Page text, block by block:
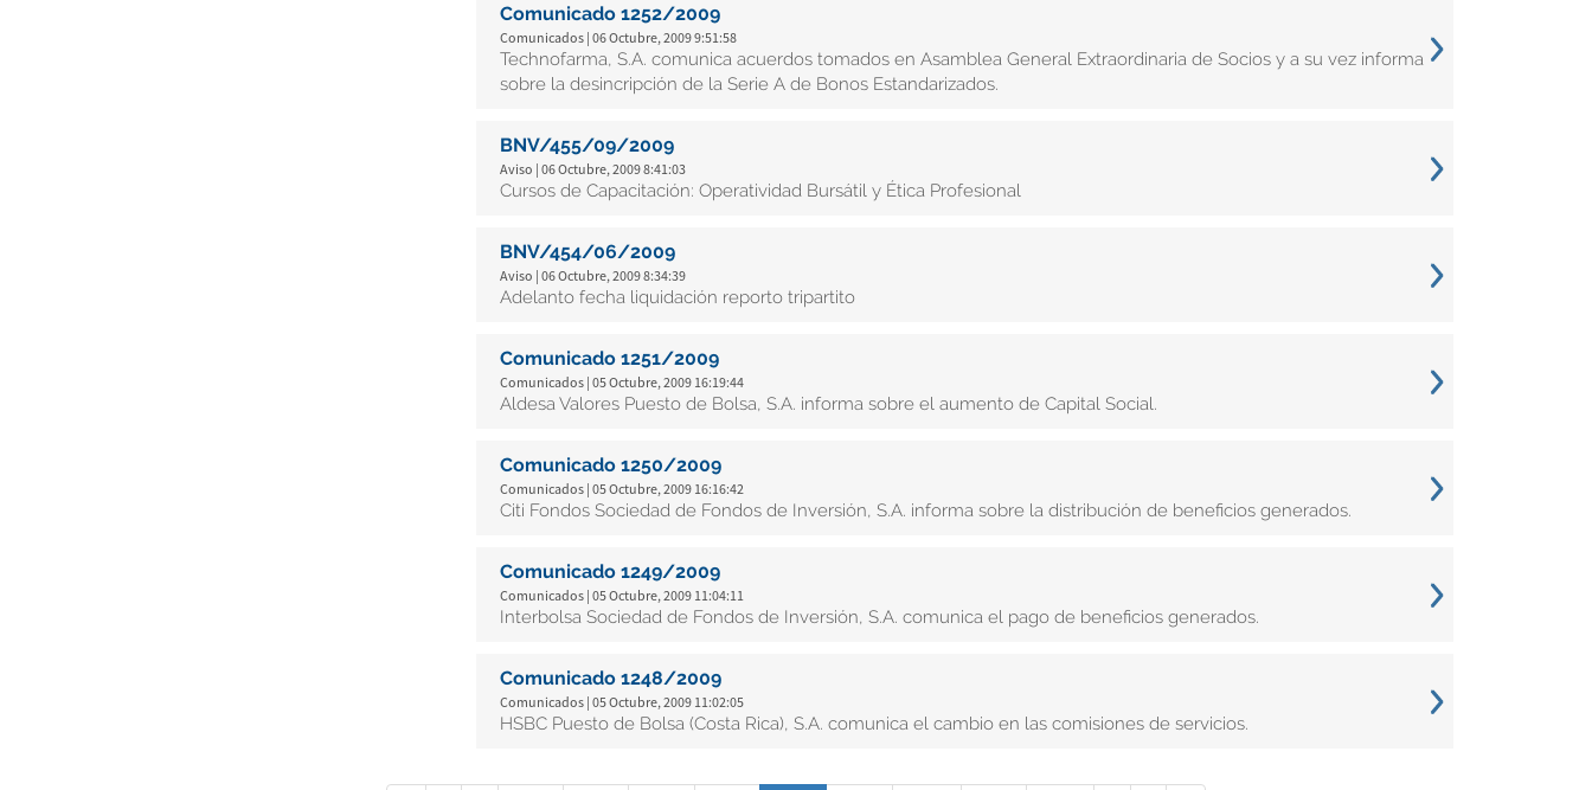
Comunicado 1252/2009
Comunicados | 06 Octubre, 2009 9:51:58
Technofarma, S.A. comunica acuerdos tomados en Asamblea General Extraordinaria de Socios y a su vez informa
sobre la desincripción de la Serie A de Bonos Estandarizados.
BNV/455/09/2009
Aviso | 06 Octubre, 2009 8:41:03
Cursos de Capacitación: Operatividad Bursátil y Ética Profesional
BNV/454/06/2009
Aviso | 06 Octubre, 2009 8:34:39
Adelanto fecha liquidación reporto tripartito
Comunicado 1251/2009
Comunicados | 05 Octubre, 2009 16:19:44
Aldesa Valores Puesto de Bolsa, S.A. informa sobre el aumento de Capital Social.
Comunicado 1250/2009
Comunicados | 05 Octubre, 2009 16:16:42
Citi Fondos Sociedad de Fondos de Inversión, S.A. informa sobre la distribución de beneficios generados.
Comunicado 1249/2009
Comunicados | 05 Octubre, 2009 11:04:11
Interbolsa Sociedad de Fondos de Inversión, S.A. comunica el pago de beneficios generados.
Comunicado 1248/2009
Comunicados | 05 Octubre, 2009 11:02:05
HSBC Puesto de Bolsa (Costa Rica), S.A. comunica el cambio en las comisiones de servicios.